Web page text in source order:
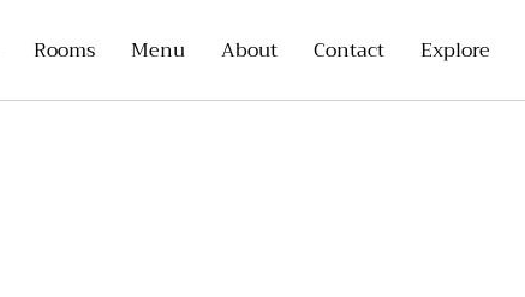
Rooms Menu About Contact Explore